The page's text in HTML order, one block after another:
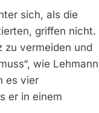
sich, als die
griffen nicht.
zu vermeiden und
wie Lehmann
es vier
er in einem